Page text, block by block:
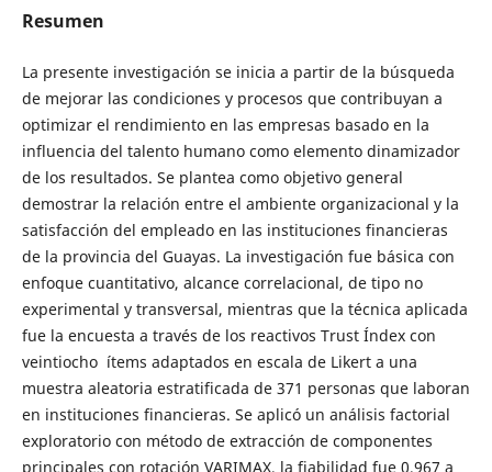
Resumen
La presente investigación se inicia a partir de la búsqueda
de mejorar las condiciones y procesos que contribuyan a
optimizar el rendimiento en las empresas basado en la
influencia del talento humano como elemento dinamizador
de los resultados. Se plantea como objetivo general
demostrar la relación entre el ambiente organizacional y la
satisfacción del empleado en las instituciones financieras
de la provincia del Guayas. La investigación fue básica con
enfoque cuantitativo, alcance correlacional, de tipo no
experimental y transversal, mientras que la técnica aplicada
fue la encuesta a través de los reactivos Trust Índex con
veintiocho ítems adaptados en escala de Likert a una
muestra aleatoria estratificada de 371 personas que laboran
en instituciones financieras. Se aplicó un análisis factorial
exploratorio con método de extracción de componentes
principales con rotación VARIMAX, la fiabilidad fue 0,967 a